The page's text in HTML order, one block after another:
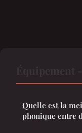
Quelle est la
phonique entre